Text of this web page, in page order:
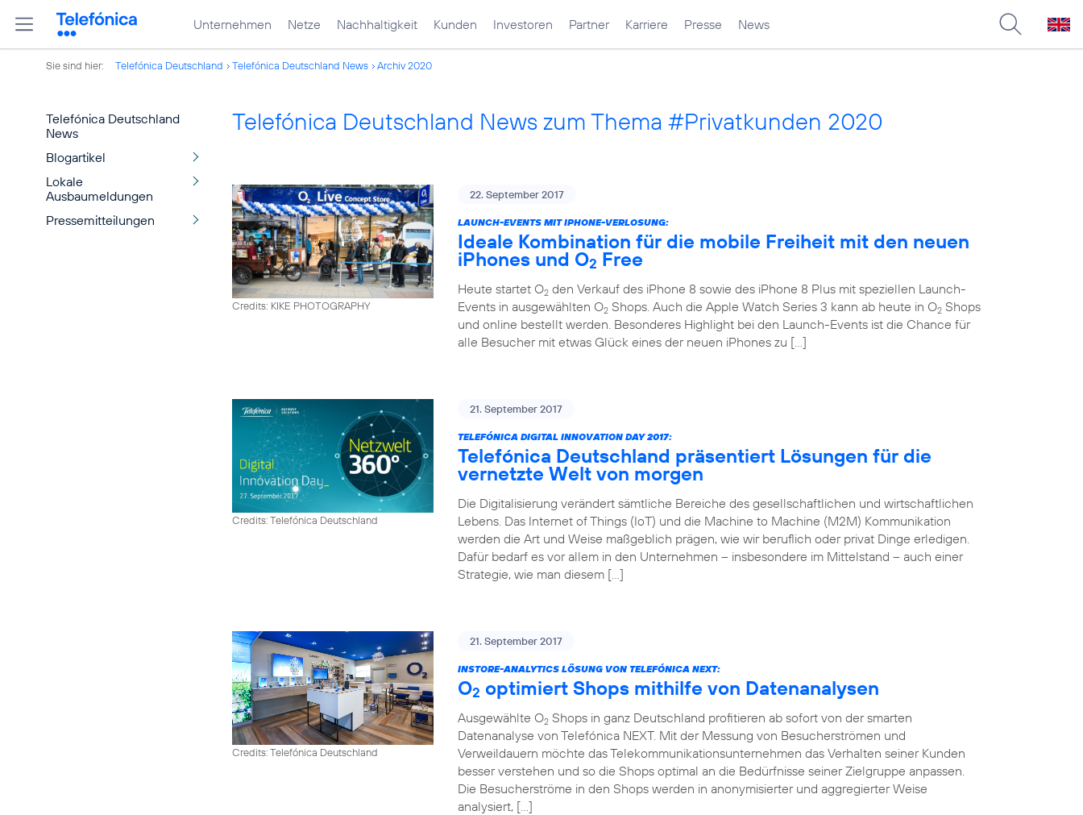
Unternehmen Netze Nachhaltigkeit Kunden Investoren Partner Karriere Presse News
Sie sind hier: Telefónica Deutschland Telefónica Deutschland News Archiv 2020
Telefónica Deutschland
News
Blogartikel
Lokale
Ausbaumeldungen
Pressemitteilungen
Telefónica Deutschland News zum Thema #Privatkunden 2020
Credits: KIKE PHOTOGRAPHY
22. September 2017
LAUNCH-EVENTS MIT IPHONE-VERLOSUNG:
Ideale Kombination für die mobile Freiheit mit den neuen
iPhones und O2 Free
Heute startet O2 den Verkauf des iPhone 8 sowie des iPhone 8 Plus mit speziellen Launch-
Events in ausgewählten O2 Shops. Auch die Apple Watch Series 3 kann ab heute in O2 Shops
und online bestellt werden. Besonderes Highlight bei den Launch-Events ist die Chance für
alle Besucher mit etwas Glück eines der neuen iPhones zu […]
Credits: Telefónica Deutschland
21. September 2017
TELEFÓNICA DIGITAL INNOVATION DAY 2017:
Telefónica Deutschland präsentiert Lösungen für die
vernetzte Welt von morgen
Die Digitalisierung verändert sämtliche Bereiche des gesellschaftlichen und wirtschaftlichen
Lebens. Das Internet of Things (IoT) und die Machine to Machine (M2M) Kommunikation
werden die Art und Weise maßgeblich prägen, wie wir beruflich oder privat Dinge erledigen.
Dafür bedarf es vor allem in den Unternehmen – insbesondere im Mittelstand – auch einer
Strategie, wie man diesem […]
Credits: Telefónica Deutschland
21. September 2017
INSTORE-ANALYTICS LÖSUNG VON TELEFÓNICA NEXT:
O2 optimiert Shops mithilfe von Datenanalysen
Ausgewählte O2 Shops in ganz Deutschland profitieren ab sofort von der smarten
Datenanalyse von Telefónica NEXT. Mit der Messung von Besucherströmen und
Verweildauern möchte das Telekommunikationsunternehmen das Verhalten seiner Kunden
besser verstehen und so die Shops optimal an die Bedürfnisse seiner Zielgruppe anpassen.
Die Besucherströme in den Shops werden in anonymisierter und aggregierter Weise
analysiert, […]